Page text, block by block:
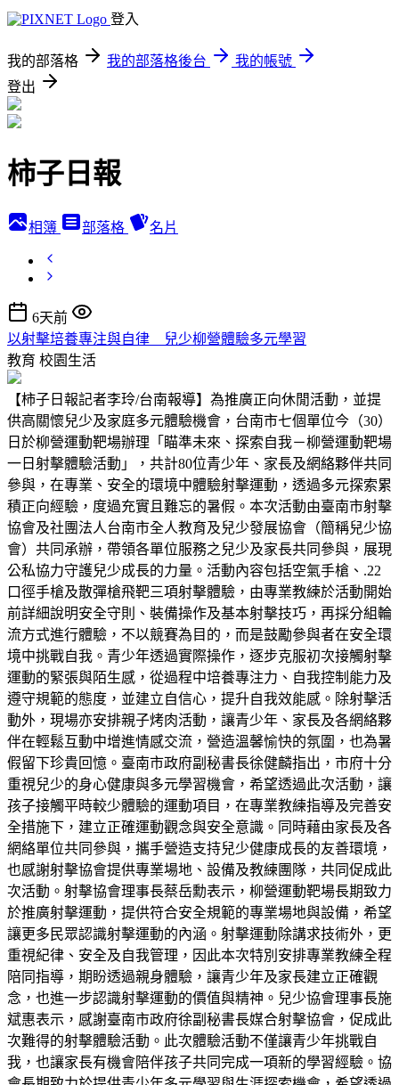
登入
我的部落格 我的部落格後台
我的帳號
登出
柿子日報
相簿 部落格 名片
6天前
以射擊培養專注與自律 兒少柳營體驗多元學習
教育 校園生活
【柿子日報記者李玲/台南報導】為推廣正向休閒活動，並提
供高關懷兒少及家庭多元體驗機會，台南市七個單位今（30）
日於柳營運動靶場辦理「瞄準未來、探索自我－柳營運動靶場
一日射擊體驗活動」，共計80位青少年、家長及網絡夥伴共同
參與，在專業、安全的環境中體驗射擊運動，透過多元探索累
積正向經驗，度過充實且難忘的暑假。本次活動由臺南市射擊
協會及社團法人台南市全人教育及兒少發展協會（簡稱兒少協
會）共同承辦，帶領各單位服務之兒少及家長共同參與，展現
公私協力守護兒少成長的力量。活動內容包括空氣手槍、.22
口徑手槍及散彈槍飛靶三項射擊體驗，由專業教練於活動開始
前詳細說明安全守則、裝備操作及基本射擊技巧，再採分組輪
流方式進行體驗，不以競賽為目的，而是鼓勵參與者在安全環
境中挑戰自我。青少年透過實際操作，逐步克服初次接觸射擊
運動的緊張與陌生感，從過程中培養專注力、自我控制能力及
遵守規範的態度，並建立自信心，提升自我效能感。除射擊活
動外，現場亦安排親子烤肉活動，讓青少年、家長及各網絡夥
伴在輕鬆互動中增進情感交流，營造溫馨愉快的氛圍，也為暑
假留下珍貴回憶。臺南市政府副秘書長徐健麟指出，市府十分
重視兒少的身心健康與多元學習機會，希望透過此次活動，讓
孩子接觸平時較少體驗的運動項目，在專業教練指導及完善安
全措施下，建立正確運動觀念與安全意識。同時藉由家長及各
網絡單位共同參與，攜手營造支持兒少健康成長的友善環境，
也感謝射擊協會提供專業場地、設備及教練團隊，共同促成此
次活動。射擊協會理事長蔡岳勳表示，柳營運動靶場長期致力
於推廣射擊運動，提供符合安全規範的專業場地與設備，希望
讓更多民眾認識射擊運動的內涵。射擊運動除講求技術外，更
重視紀律、安全及自我管理，因此本次特別安排專業教練全程
陪同指導，期盼透過親身體驗，讓青少年及家長建立正確觀
念，也進一步認識射擊運動的價值與精神。兒少協會理事長施
斌惠表示，感謝臺南市政府徐副秘書長媒合射擊協會，促成此
次難得的射擊體驗活動。此次體驗活動不僅讓青少年挑戰自
我，也讓家長有機會陪伴孩子共同完成一項新的學習經驗。協